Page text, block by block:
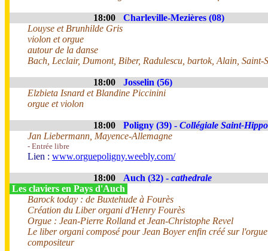
18:00
Charleville-Mezières (08)
Louyse et Brunhilde Gris
violon et orgue
autour de la danse
Bach, Leclair, Dumont, Biber, Radulescu, bartok, Alain, Saint-
18:00
Josselin (56)
Elzbieta Isnard et Blandine Piccinini
orgue et violon
18:00 Poligny (39) - Collégiale Saint-
Jan Liebermann, Mayence-Allemagne
- Entrée libre
Lien : www.orguepoligny.weebly.com/
18:00 Auch (32) - cathedrale
Les claviers en Pays d'Auch
Barock today : de Buxtehude à Fourès
Création du Liber organi d'Henry Fourès
Orgue : Jean-Pierre Rolland et Jean-Christophe Revel
Le liber organi composé pour Jean Boyer enfin créé sur
compositeur